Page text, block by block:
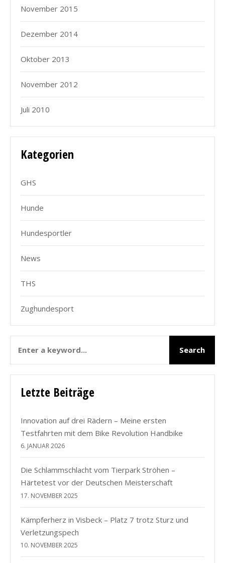
November 2015
Dezember 2014
Oktober 2013
November 2012
Juli 2010
Kategorien
GHS
Hunde
Hundesportler
News
THS
Zughundesport
Letzte Beiträge
Innovation auf drei Rädern – Meine ersten
Testfahrten mit dem Bike Revolution Handbike
6. JANUAR 2026
Die Schlammschlacht vom Tierpark Ströhen –
Härtetest vor der Deutschen Meisterschaft
17. NOVEMBER 2025
Kämpferherz in Visbeck – Platz 7 trotz Sturz und
Verletzungspech
10. NOVEMBER 2025